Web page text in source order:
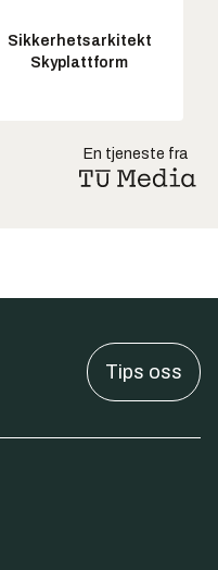
Sikkerhetsarkitekt
Skyplattform
En tjeneste fra
Tips oss